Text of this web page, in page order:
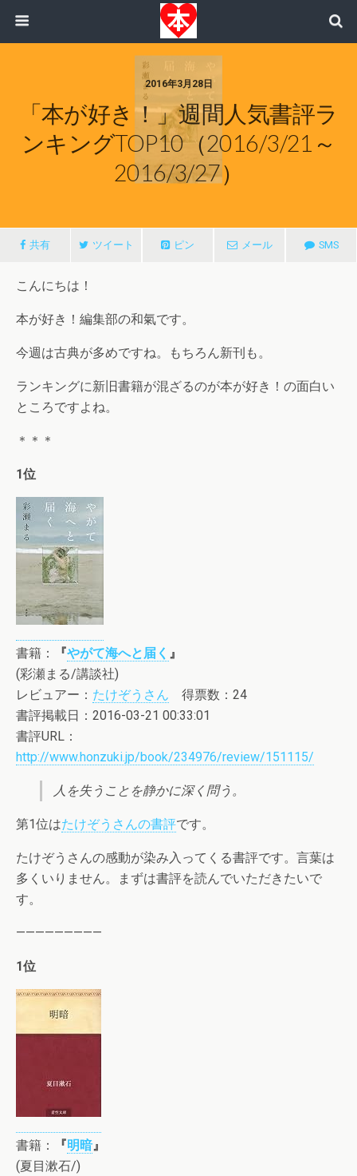
2016年3月28日
「本が好き！」週間人気書評ラ
ンキングTOP10（2016/3/21～
2016/3/27）
共有 ツイート ピン メール SMS
こんにちは！
本が好き！編集部の和氣です。
今週は古典が多めですね。もちろん新刊も。
ランキングに新旧書籍が混ざるのが本が好き！の面白い
ところですよね。
＊＊＊
1位
書籍： 『やがて海へと届く 』
(彩瀬まる/講談社)
レビュアー： たけぞうさん 得票数：24
書評掲載日：2016-03-21 00:33:01
書評URL：
http://www.honzuki.jp/book/234976/review/151115/
人を失うことを静かに深く問う。
第1位はたけぞうさんの書評です。
たけぞうさんの感動が染み入ってくる書評です。言葉は
多くいりません。まずは書評を読んでいただきたいで
す。
—————————
1位
書籍： 『明暗』
(夏目漱石/)